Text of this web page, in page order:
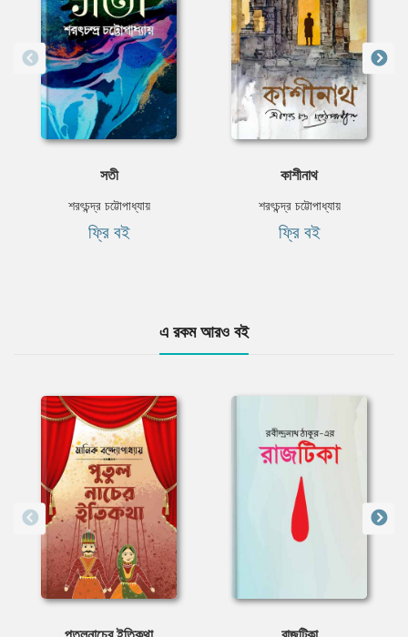
সতী
শরৎচন্দ্র চট্টোপাধ্যায়
ফ্রি বই
কাশীনাথ
শরৎচন্দ্র চট্টোপাধ্যায়
ফ্রি বই
এ রকম আরও বই